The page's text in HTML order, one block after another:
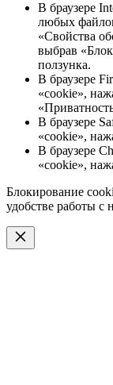
В браузере
любых
«Свойства
выбрав
ползунка.
В браузере
«cookie»,
В браузере
«cookie»,
В браузере
«cookie»,
Блокирование
удобстве работы с